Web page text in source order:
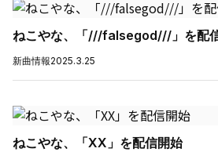
ねこやな、「///falsegod///」を配
新曲情報2025.3.25
ねこやな、「XX」を配信開始